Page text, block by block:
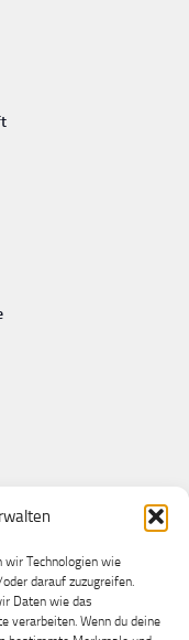
wir Technologien wie
darauf zuzugreifen.
Daten wie das
verarbeiten. Wenn du deine